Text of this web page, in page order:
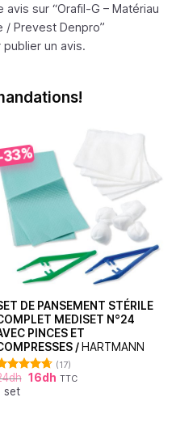
sur “Orafil-G – Matériau
/ Prevest Denpro”
publier un avis.
DE PANSEMENT STÉRILE
MEDISET N°24
PINCES ET
/ HARTMANN
4.71
5
(17)
dh 16dh TTC
set